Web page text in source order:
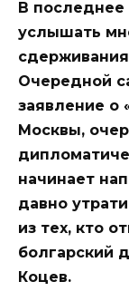
В
услышать
Очередной
заявление о
Москвы,
начинает
давно
из тех, кто
болгарский
Коцев.